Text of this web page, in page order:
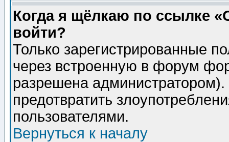
Когда я щёлкаю по ссылке
войти?
Только зарегистрированные
через встроенную в форум
разрешена
предотвратить
пользователями.
Вернуться к началу